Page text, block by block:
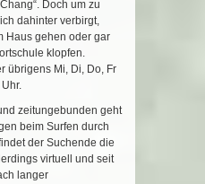
Doch um zu
dahinter verbirgt,
Haus gehen oder gar
klopfen.
übrigens Mi, Di, Do, Fr
zeitungebunden geht
beim Surfen durch
der Suchende die
virtuell und seit
langer